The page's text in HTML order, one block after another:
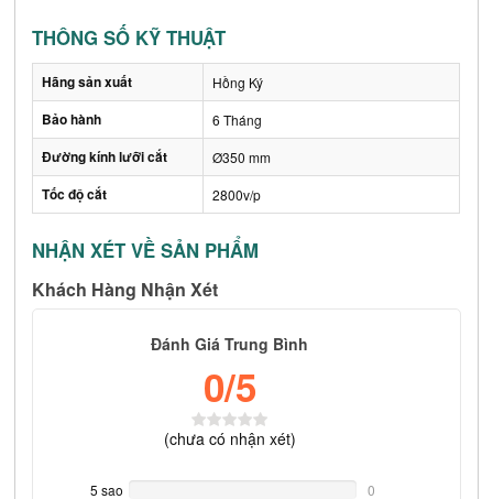
THÔNG SỐ KỸ THUẬT
Hãng sản xuất Hồng Ký
Bảo hành 6 Tháng
Đường kính lưỡi cắt Ø350 mm
Tốc độ cắt 2800v/p
NHẬN XÉT VỀ SẢN PHẨM
Khách Hàng Nhận Xét
Đánh Giá Trung Bình
0/5
(chưa có nhận xét)
5 sao
0